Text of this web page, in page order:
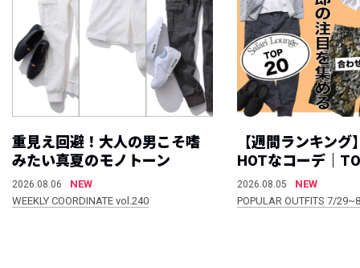
重見え回避！大人の男こそ嗜
みたい真夏のモノトーン
2026.08.06
NEW
WEEKLY COORDINATE vol.240
【週間ランキング
HOTなコーデ｜
2026.08.05
NEW
POPULAR OUTFITS 7/